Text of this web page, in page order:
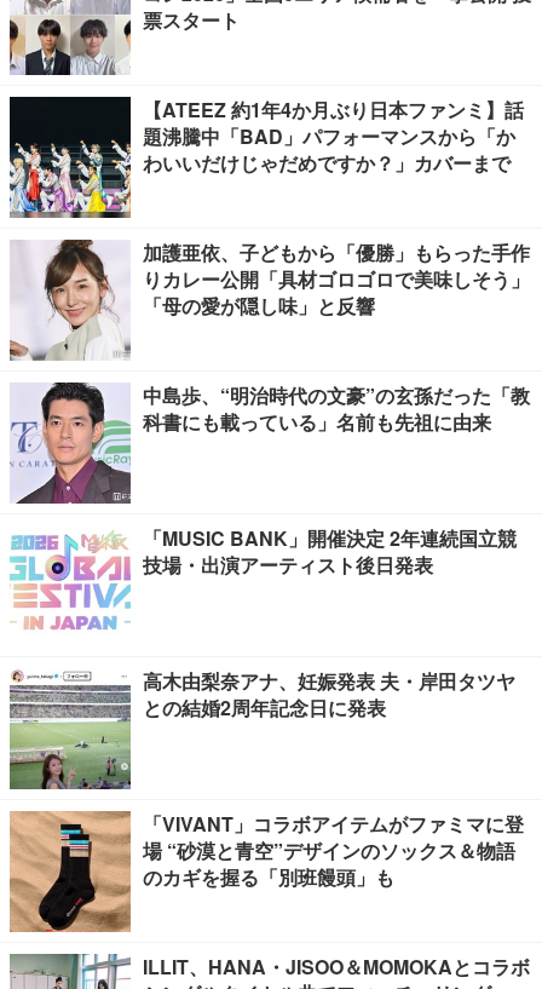
票スタート
【ATEEZ 約1年4か月ぶり日本ファンミ】話
題沸騰中「BAD」パフォーマンスから「か
わいいだけじゃだめですか？」カバーまで
加護亜依、子どもから「優勝」もらった手作
りカレー公開「具材ゴロゴロで美味しそう」
「母の愛が隠し味」と反響
中島歩、“明治時代の文豪”の玄孫だった「教
科書にも載っている」名前も先祖に由来
「MUSIC BANK」開催決定 2年連続国立競
技場・出演アーティスト後日発表
高木由梨奈アナ、妊娠発表 夫・岸田タツヤ
との結婚2周年記念日に発表
「VIVANT」コラボアイテムがファミマに登
場 “砂漠と青空”デザインのソックス＆物語
のカギを握る「別班饅頭」も
ILLIT、HANA・JISOO＆MOMOKAとコラボ